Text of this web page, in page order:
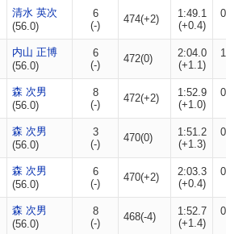
清水 英次
(56.0)
6
(-)
474(+2)
1:49.1
(+0.4)
内山 正博
(56.0)
6
(-)
472(0)
2:04.0
(+1.1)
森 次男
(56.0)
8
(-)
472(+2)
1:52.9
(+1.0)
森 次男
(56.0)
3
(-)
470(0)
1:51.2
(+1.3)
森 次男
(56.0)
6
(-)
470(+2)
2:03.3
(+0.4)
森 次男
(56.0)
8
(-)
468(-4)
1:52.7
(+1.4)